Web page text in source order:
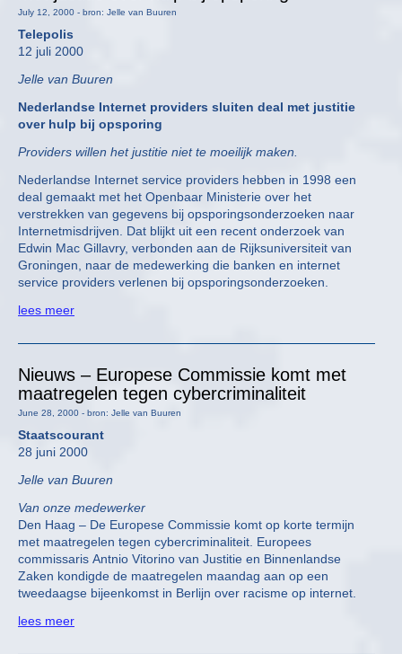
July 12, 2000 - bron: Jelle van Buuren
Telepolis
12 juli 2000
Jelle van Buuren
Nederlandse Internet providers sluiten deal met justitie
over hulp bij opsporing
Providers willen het justitie niet te moeilijk maken.
Nederlandse Internet service providers hebben in 1998 een
deal gemaakt met het Openbaar Ministerie over het
verstrekken van gegevens bij opsporingsonderzoeken naar
Internetmisdrijven. Dat blijkt uit een recent onderzoek van
Edwin Mac Gillavry, verbonden aan de Rijksuniversiteit van
Groningen, naar de medewerking die banken en internet
service providers verlenen bij opsporingsonderzoeken.
lees meer
Nieuws – Europese Commissie komt met
maatregelen tegen cybercriminaliteit
June 28, 2000 - bron: Jelle van Buuren
Staatscourant
28 juni 2000
Jelle van Buuren
Van onze medewerker
Den Haag – De Europese Commissie komt op korte termijn
met maatregelen tegen cybercriminaliteit. Europees
commissaris Antnio Vitorino van Justitie en Binnenlandse
Zaken kondigde de maatregelen maandag aan op een
tweedaagse bijeenkomst in Berlijn over racisme op internet.
lees meer